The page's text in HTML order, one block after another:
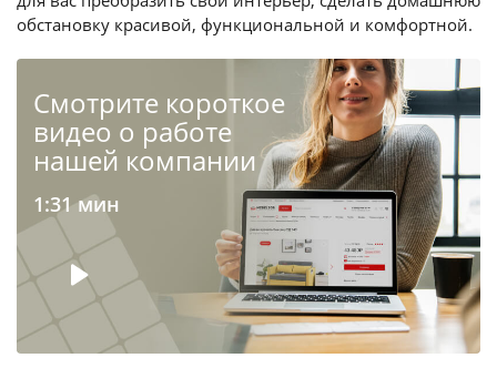
обстановку красивой, функциональной и комфортной.
Cмотрите короткое
видео о работе
нашей компании
1:31 мин